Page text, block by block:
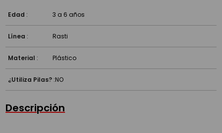
¿A partir de qué edad es?
Edad : 3 a 6 años
Línea : Rasti
Material : Plástico
¿Utiliza Pilas? :NO
Descripción